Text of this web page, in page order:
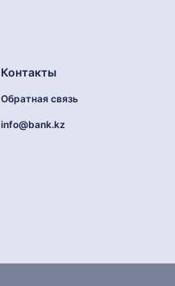
Контакты
Обратная связь
info@bank.kz